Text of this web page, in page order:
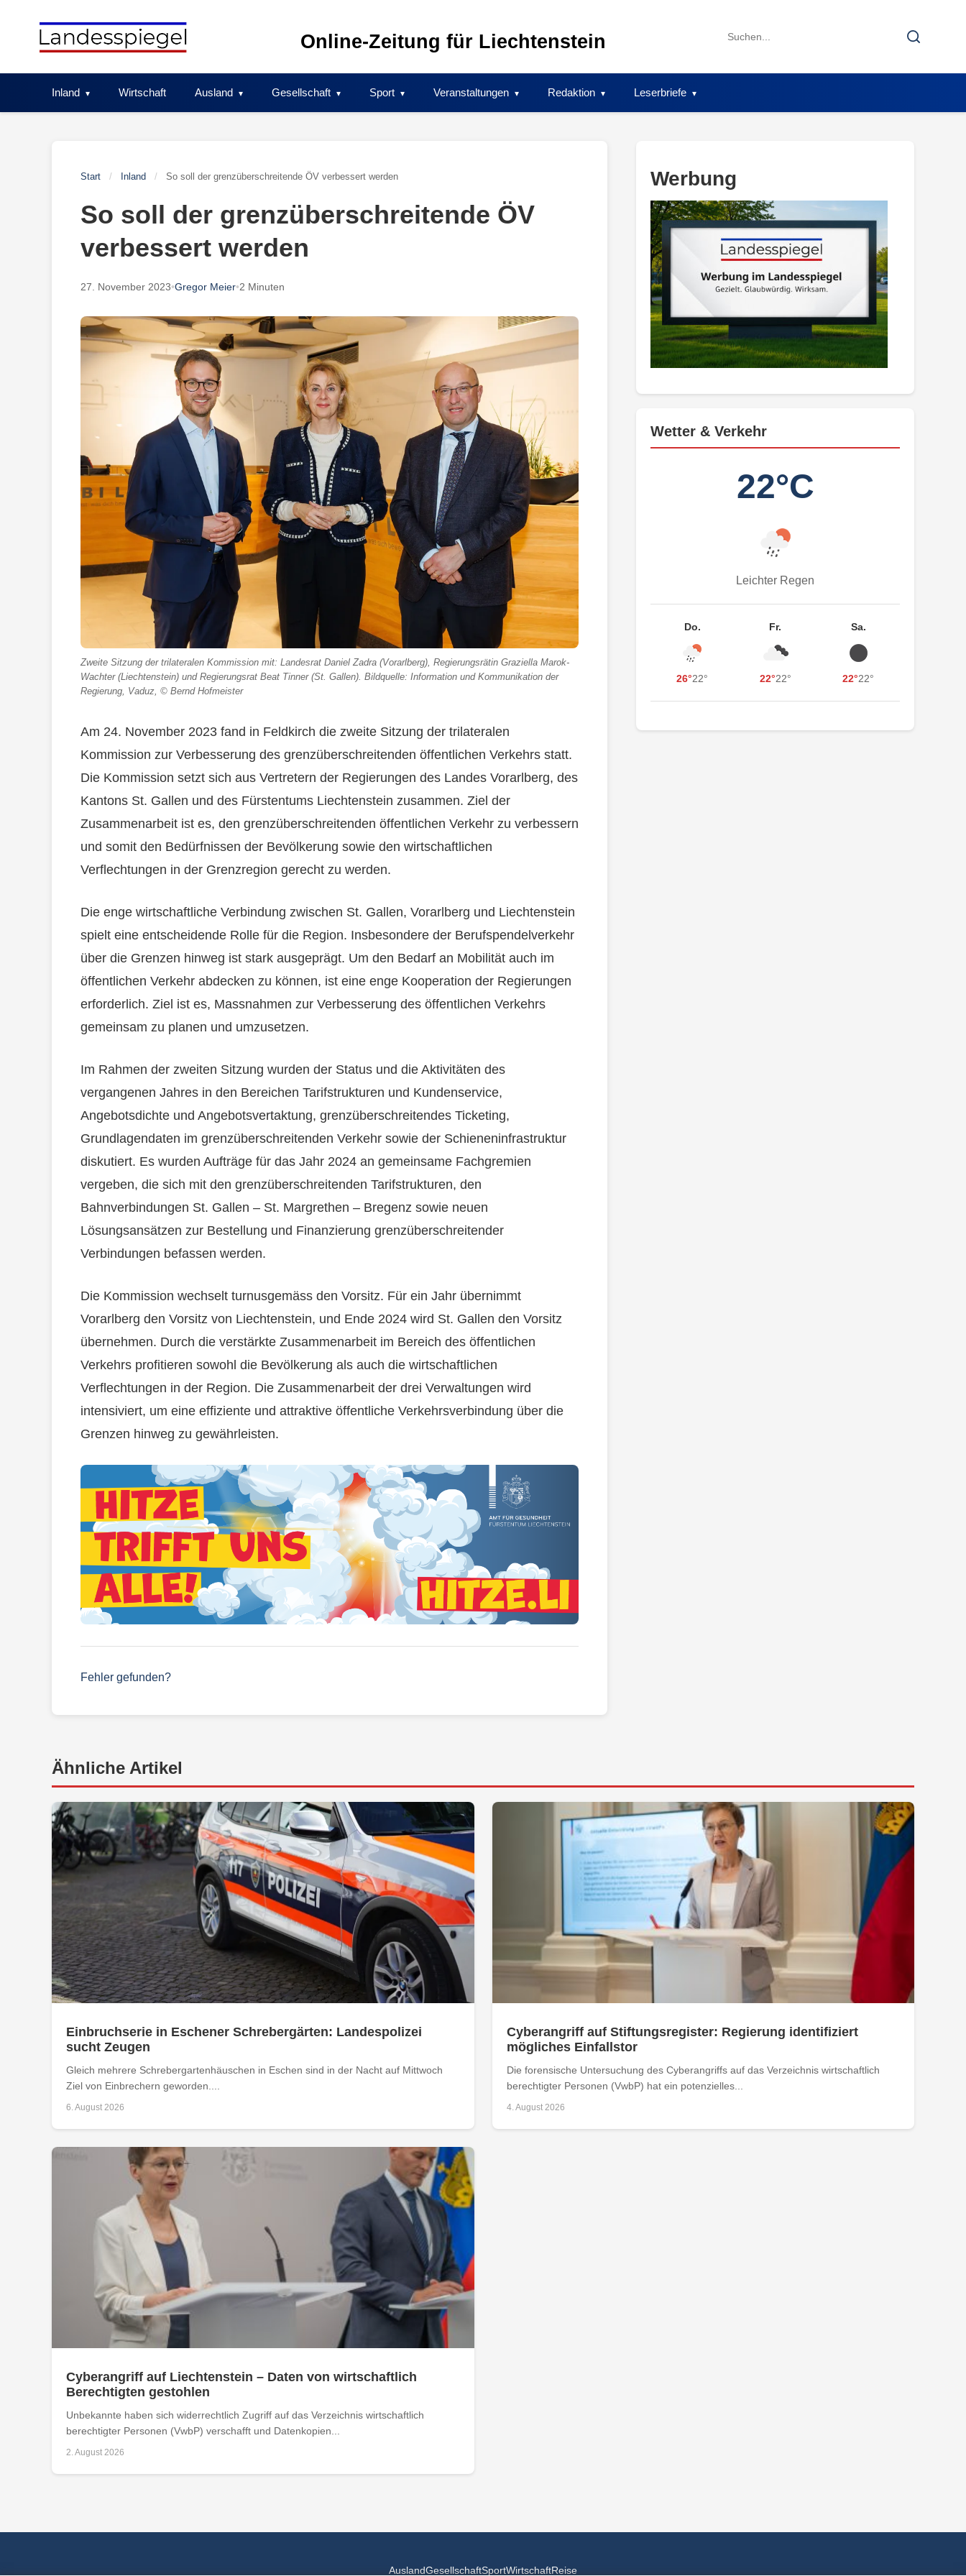
Online-Zeitung für Liechtenstein
Search
Search
Inland Wirtschaft Ausland Gesellschaft Sport Veranstaltungen Redaktion Leserbriefe
Start / Inland / So soll der grenzüberschreitende ÖV verbessert werden
So soll der grenzüberschreitende ÖV
verbessert werden
27. November 2023•Gregor Meier•2 Minuten
Zweite Sitzung der trilateralen Kommission mit: Landesrat Daniel Zadra (Vorarlberg), Regierungsrätin Graziella Marok-
Wachter (Liechtenstein) und Regierungsrat Beat Tinner (St. Gallen). Bildquelle: Information und Kommunikation der
Regierung, Vaduz, © Bernd Hofmeister
Am 24. November 2023 fand in Feldkirch die zweite Sitzung der trilateralen
Kommission zur Verbesserung des grenzüberschreitenden öffentlichen Verkehrs statt.
Die Kommission setzt sich aus Vertretern der Regierungen des Landes Vorarlberg, des
Kantons St. Gallen und des Fürstentums Liechtenstein zusammen. Ziel der
Zusammenarbeit ist es, den grenzüberschreitenden öffentlichen Verkehr zu verbessern
und somit den Bedürfnissen der Bevölkerung sowie den wirtschaftlichen
Verflechtungen in der Grenzregion gerecht zu werden.
Die enge wirtschaftliche Verbindung zwischen St. Gallen, Vorarlberg und Liechtenstein
spielt eine entscheidende Rolle für die Region. Insbesondere der Berufspendelverkehr
über die Grenzen hinweg ist stark ausgeprägt. Um den Bedarf an Mobilität auch im
öffentlichen Verkehr abdecken zu können, ist eine enge Kooperation der Regierungen
erforderlich. Ziel ist es, Massnahmen zur Verbesserung des öffentlichen Verkehrs
gemeinsam zu planen und umzusetzen.
Im Rahmen der zweiten Sitzung wurden der Status und die Aktivitäten des
vergangenen Jahres in den Bereichen Tarifstrukturen und Kundenservice,
Angebotsdichte und Angebotsvertaktung, grenzüberschreitendes Ticketing,
Grundlagendaten im grenzüberschreitenden Verkehr sowie der Schieneninfrastruktur
diskutiert. Es wurden Aufträge für das Jahr 2024 an gemeinsame Fachgremien
vergeben, die sich mit den grenzüberschreitenden Tarifstrukturen, den
Bahnverbindungen St. Gallen – St. Margrethen – Bregenz sowie neuen
Lösungsansätzen zur Bestellung und Finanzierung grenzüberschreitender
Verbindungen befassen werden.
Die Kommission wechselt turnusgemäss den Vorsitz. Für ein Jahr übernimmt
Vorarlberg den Vorsitz von Liechtenstein, und Ende 2024 wird St. Gallen den Vorsitz
übernehmen. Durch die verstärkte Zusammenarbeit im Bereich des öffentlichen
Verkehrs profitieren sowohl die Bevölkerung als auch die wirtschaftlichen
Verflechtungen in der Region. Die Zusammenarbeit der drei Verwaltungen wird
intensiviert, um eine effiziente und attraktive öffentliche Verkehrsverbindung über die
Grenzen hinweg zu gewährleisten.
Fehler gefunden?
Werbung
Wetter & Verkehr
22°C
Leichter Regen
Do.
26°22°
Fr.
22°22°
Sa.
22°22°
Ähnliche Artikel
Einbruchserie in Eschener Schrebergärten: Landespolizei
sucht Zeugen
Gleich mehrere Schrebergartenhäuschen in Eschen sind in der Nacht auf Mittwoch
Ziel von Einbrechern geworden....
6. August 2026
Cyberangriff auf Stiftungsregister: Regierung identifiziert
mögliches Einfallstor
Die forensische Untersuchung des Cyberangriffs auf das Verzeichnis wirtschaftlich
berechtigter Personen (VwbP) hat ein potenzielles...
4. August 2026
Cyberangriff auf Liechtenstein – Daten von wirtschaftlich
Berechtigten gestohlen
Unbekannte haben sich widerrechtlich Zugriff auf das Verzeichnis wirtschaftlich
berechtigter Personen (VwbP) verschafft und Datenkopien...
2. August 2026
AuslandGesellschaftSportWirtschaftReise